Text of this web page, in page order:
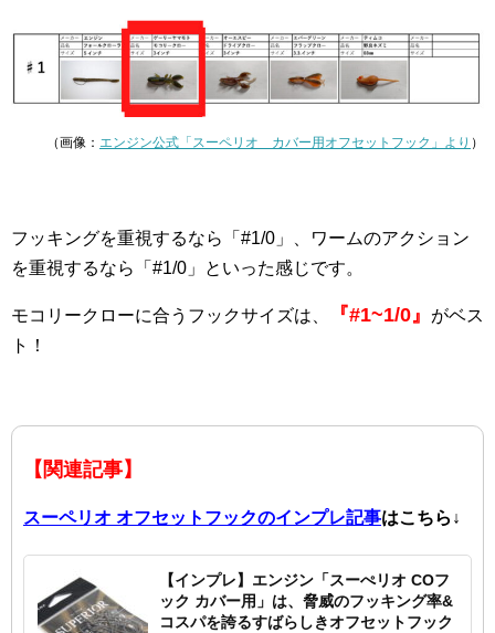
（画像： エンジン公式「スーペリオ カバー用オフセットフック」より ）
フッキングを重視するなら「#1/0」、ワームのアクション
を重視するなら「#1/0」といった感じです。
モコリークローに合うフックサイズは、 『#1~1/0』
がベス
ト！
【関連記事】
スーペリオ オフセットフックのインプレ記事はこちら↓
【インプレ】エンジン「スーぺリオ COフ
ック カバー用」は、脅威のフッキング率&
コスパを誇るすばらしきオフセットフック